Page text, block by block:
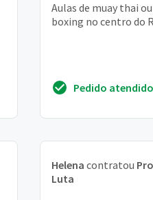
Aulas de muay thai
boxing no centro do
Pedido atendido
Helena contratou
Luta